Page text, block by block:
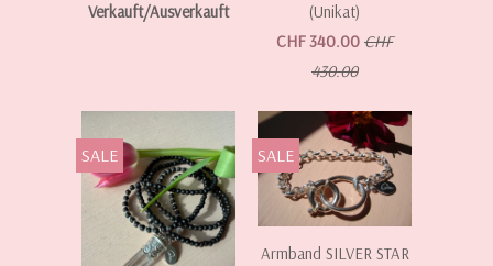
Verkauft/Ausverkauft
(Unikat)
CHF 340.00 CHF
430.00
SALE SALE
Armband SILVER STAR